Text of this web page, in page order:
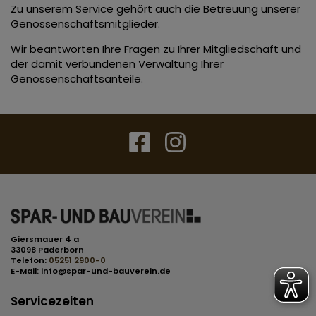
Zu unserem Service gehört auch die Betreuung unserer
Genossenschaftsmitglieder.
Wir beantworten Ihre Fragen zu Ihrer Mitgliedschaft und
der damit verbundenen Verwaltung Ihrer
Genossenschaftsanteile.
Giersmauer 4 a
33098 Paderborn
Telefon: 05251 2900-0
E-Mail: info@spar-und-bauverein.de
Servicezeiten